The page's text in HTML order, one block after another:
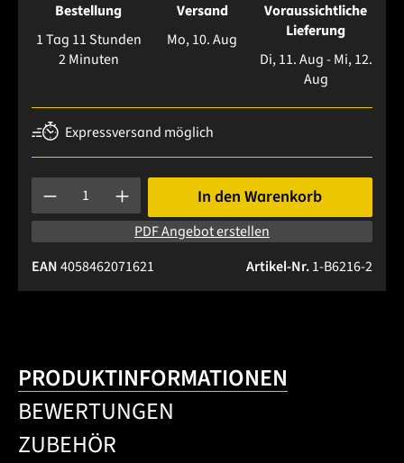
Bestellung
1 Tag 11 Stunden
2 Minuten
Versand
Mo, 10. Aug
Voraussichtliche
Lieferung
Di, 11. Aug - Mi, 12.
Aug
Expressversand möglich
Produkt Anzahl: Gib den gewünschten Wert ein oder
In den Warenkorb
PDF Angebot erstellen
Artikel-Nr.1-B6216-2
EAN4058462071621
PRODUKTINFORMATIONEN
BEWERTUNGEN
ZUBEHÖR